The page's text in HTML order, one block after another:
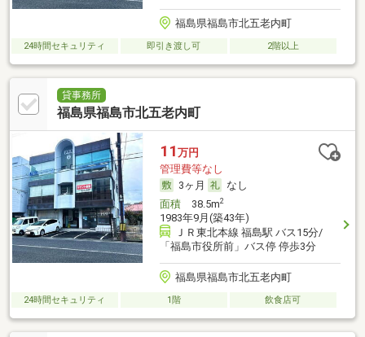
福島県福島市北五老内町
24時間セキュリティ 即引き渡し可 2階以上
貸事務所
福島県福島市北五老内町
11 万円
管理費等なし
3ヶ月
なし
面積38.5m2
1983年9月(築43年)
ＪＲ東北本線 福島駅 バス15分/
「福島市役所前」バス停 停歩3分
福島県福島市北五老内町
24時間セキュリティ 1階 飲食店可